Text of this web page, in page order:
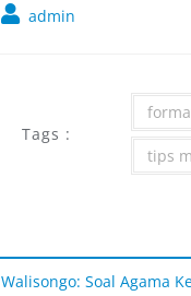
admin
Tags :
tips
Walisongo: Soal Agama